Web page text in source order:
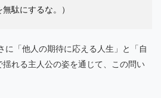
駄にするな。）
に「他人の期待に応える人生」と「自
れる主人公の姿を通じて、この問い